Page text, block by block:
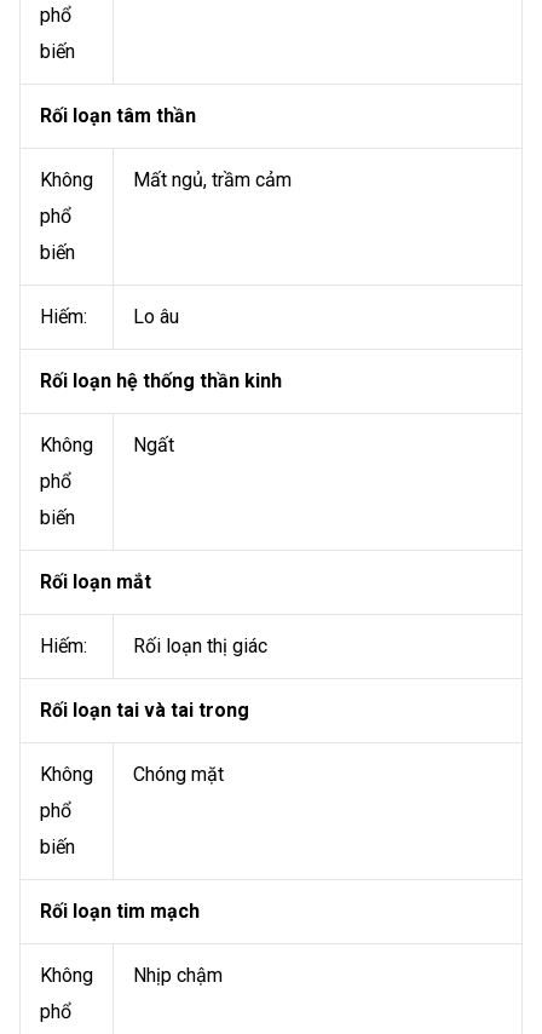
phổ
biến
Rối loạn tâm thần
Không
phổ
biến
Mất ngủ, trầm cảm
Hiếm: Lo âu
Rối loạn hệ thống thần kinh
Không
phổ
biến
Ngất
Rối loạn mắt
Hiếm: Rối loạn thị giác
Rối loạn tai và tai trong
Không
phổ
biến
Chóng mặt
Rối loạn tim mạch
Không
phổ
Nhịp chậm